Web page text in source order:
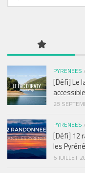
PYRENEES
[Défi] Le
28
PYRENEES
[Défi] 12
les
6 JUILLET